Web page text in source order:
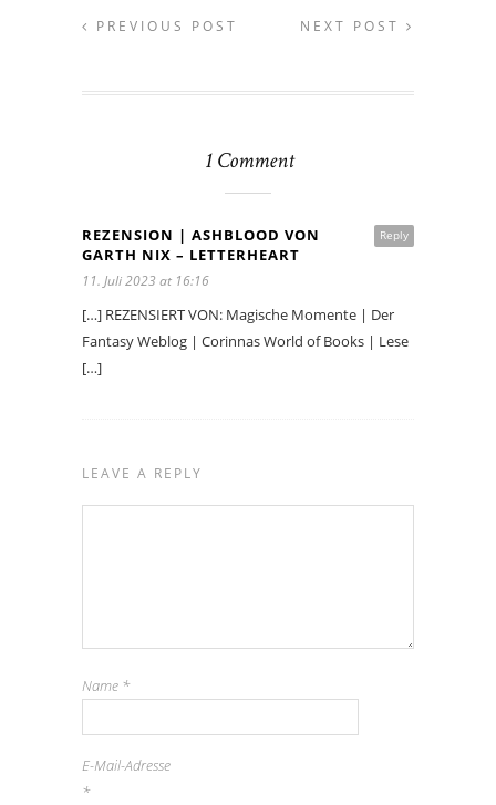
PREVIOUS POST NEXT POST
1 Comment
Reply
REZENSION | ASHBLOOD VON
GARTH NIX – LETTERHEART
11. Juli 2023 at 16:16
[…] REZENSIERT VON: Magische Momente | Der
Fantasy Weblog | Corinnas World of Books | Lese
[…]
LEAVE A REPLY
Name *
E-Mail-Adresse
*